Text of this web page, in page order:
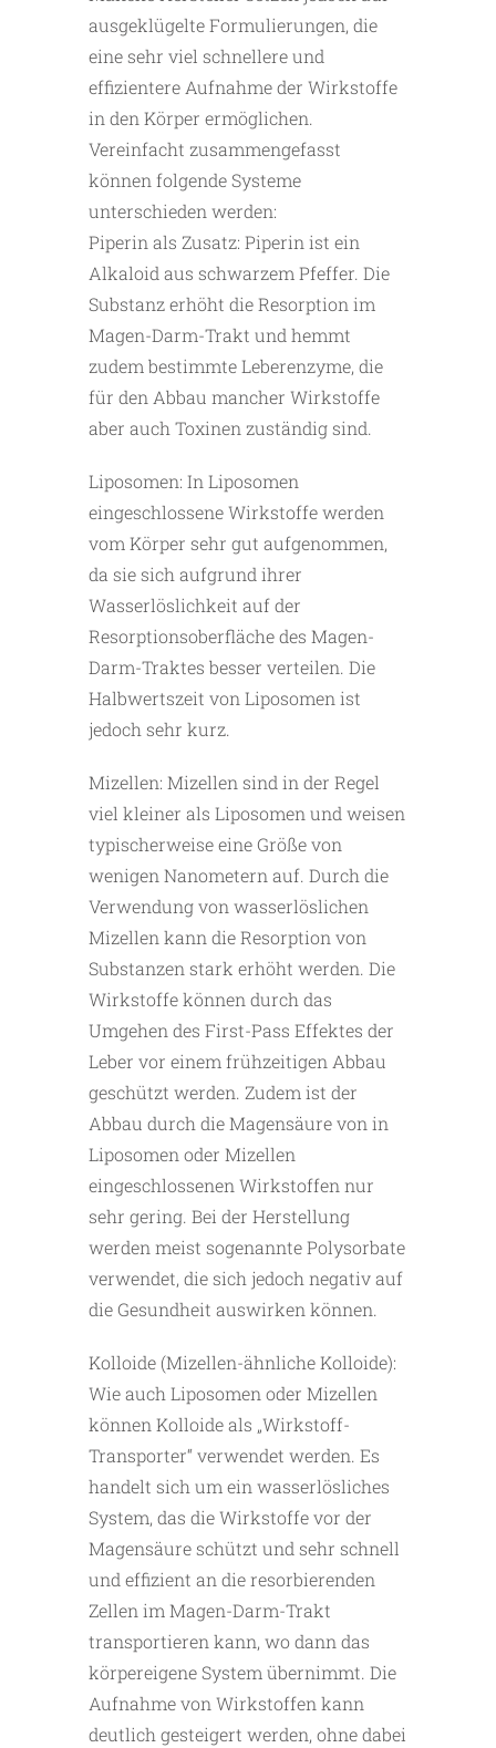
ausgeklügelte Formulierungen, die
eine sehr viel schnellere und
effizientere Aufnahme der Wirkstoffe
in den Körper ermöglichen.
Vereinfacht zusammengefasst
können folgende Systeme
unterschieden werden:
Piperin als Zusatz: Piperin ist ein
Alkaloid aus schwarzem Pfeffer. Die
Substanz erhöht die Resorption im
Magen-Darm-Trakt und hemmt
zudem bestimmte Leberenzyme, die
für den Abbau mancher Wirkstoffe
aber auch Toxinen zuständig sind.
Liposomen: In Liposomen
eingeschlossene Wirkstoffe werden
vom Körper sehr gut aufgenommen,
da sie sich aufgrund ihrer
Wasserlöslichkeit auf der
Resorptionsoberfläche des Magen-
Darm-Traktes besser verteilen. Die
Halbwertszeit von Liposomen ist
jedoch sehr kurz.
Mizellen: Mizellen sind in der Regel
viel kleiner als Liposomen und weisen
typischerweise eine Größe von
wenigen Nanometern auf. Durch die
Verwendung von wasserlöslichen
Mizellen kann die Resorption von
Substanzen stark erhöht werden. Die
Wirkstoffe können durch das
Umgehen des First-Pass Effektes der
Leber vor einem frühzeitigen Abbau
geschützt werden. Zudem ist der
Abbau durch die Magensäure von in
Liposomen oder Mizellen
eingeschlossenen Wirkstoffen nur
sehr gering. Bei der Herstellung
werden meist sogenannte Polysorbate
verwendet, die sich jedoch negativ auf
die Gesundheit auswirken können.
Kolloide (Mizellen-ähnliche Kolloide):
Wie auch Liposomen oder Mizellen
können Kolloide als „Wirkstoff-
Transporter“ verwendet werden. Es
handelt sich um ein wasserlösliches
System, das die Wirkstoffe vor der
Magensäure schützt und sehr schnell
und effizient an die resorbierenden
Zellen im Magen-Darm-Trakt
transportieren kann, wo dann das
körpereigene System übernimmt. Die
Aufnahme von Wirkstoffen kann
deutlich gesteigert werden, ohne dabei